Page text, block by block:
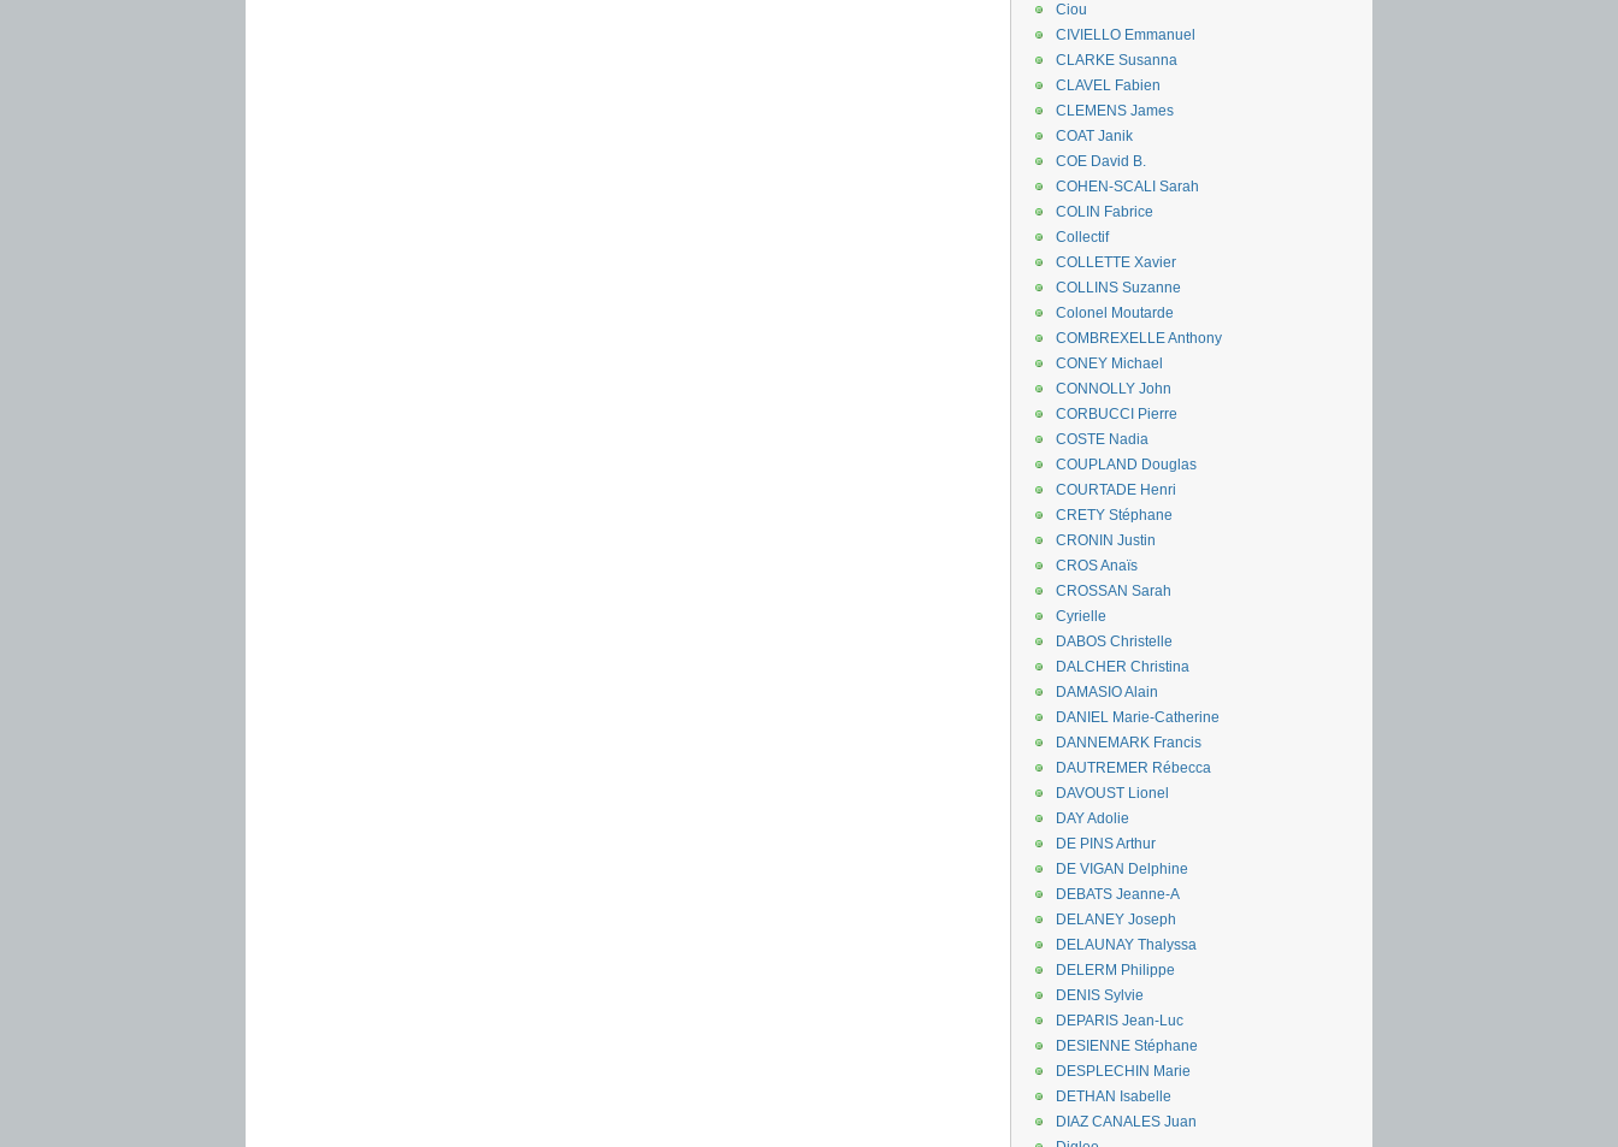
Ciou
CIVIELLO Emmanuel
CLARKE Susanna
CLAVEL Fabien
CLEMENS James
COAT Janik
COE David B.
COHEN-SCALI Sarah
COLIN Fabrice
Collectif
COLLETTE Xavier
COLLINS Suzanne
Colonel Moutarde
COMBREXELLE Anthony
CONEY Michael
CONNOLLY John
CORBUCCI Pierre
COSTE Nadia
COUPLAND Douglas
COURTADE Henri
CRETY Stéphane
CRONIN Justin
CROS Anaïs
CROSSAN Sarah
Cyrielle
DABOS Christelle
DALCHER Christina
DAMASIO Alain
DANIEL Marie-Catherine
DANNEMARK Francis
DAUTREMER Rébecca
DAVOUST Lionel
DAY Adolie
DE PINS Arthur
DE VIGAN Delphine
DEBATS Jeanne-A
DELANEY Joseph
DELAUNAY Thalyssa
DELERM Philippe
DENIS Sylvie
DEPARIS Jean-Luc
DESIENNE Stéphane
DESPLECHIN Marie
DETHAN Isabelle
DIAZ CANALES Juan